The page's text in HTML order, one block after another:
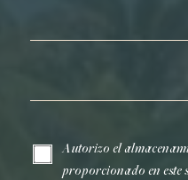
Autorizo el
proporcionado en este